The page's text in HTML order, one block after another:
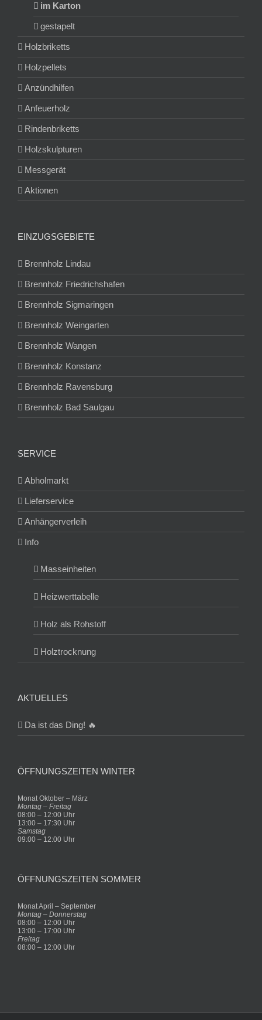
im Karton
gestapelt
Holzbriketts
Holzpellets
Anzündhilfen
Anfeuerholz
Rindenbriketts
Holzskulpturen
Messgerät
Aktionen
EINZUGSGEBIETE
Brennholz Lindau
Brennholz Friedrichshafen
Brennholz Sigmaringen
Brennholz Weingarten
Brennholz Wangen
Brennholz Konstanz
Brennholz Ravensburg
Brennholz Bad Saulgau
SERVICE
Abholmarkt
Lieferservice
Anhängerverleih
Info
Masseinheiten
Heizwerttabelle
Holz als Rohstoff
Holztrocknung
AKTUELLES
Da ist das Ding! 🔥
ÖFFNUNGSZEITEN WINTER
Monat Oktober – März
Montag – Freitag
08:00 – 12:00 Uhr
13:00 – 17:30 Uhr
Samstag
09:00 – 12:00 Uhr
ÖFFNUNGSZEITEN SOMMER
Monat April – September
Montag – Donnerstag
08:00 – 12:00 Uhr
13:00 – 17:00 Uhr
Freitag
08:00 – 12:00 Uhr